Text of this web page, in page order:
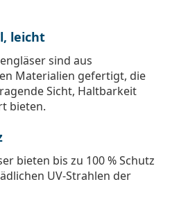
leicht
sind aus
Materialien gefertigt, die
Sicht, Haltbarkeit
bieten.
bieten bis zu 100 % Schutz
UV-Strahlen der